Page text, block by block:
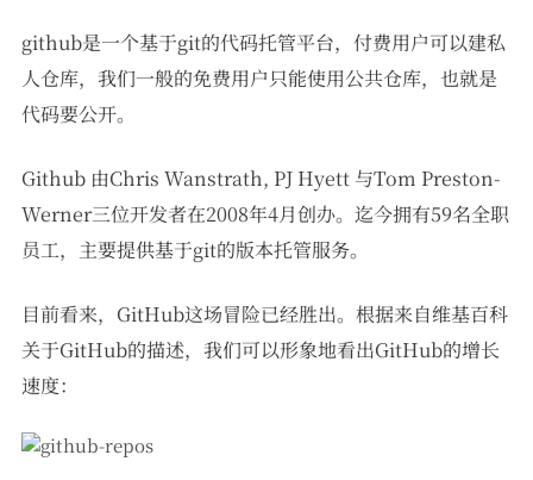
github是一个基于git的代码托管平台，付费用户可以建私
人仓库，我们一般的免费用户只能使用公共仓库，也就是
代码要公开。
Github 由Chris Wanstrath, PJ Hyett 与Tom Preston-
Werner三位开发者在2008年4月创办。迄今拥有59名全职
员工，主要提供基于git的版本托管服务。
目前看来，GitHub这场冒险已经胜出。根据来自维基百科
关于GitHub的描述，我们可以形象地看出GitHub的增长
速度：